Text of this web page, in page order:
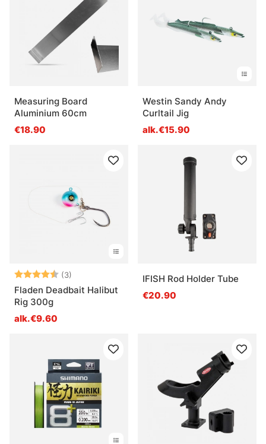
Measuring Board
Aluminium 60cm
€18.90
Westin Sandy Andy
Curltail Jig
alk.€15.90
Arvio: (3)
4.7 5:sta tähdestä
Fladen Deadbait Halibut
Rig 300g
alk.€9.60
IFISH Rod Holder Tube
€20.90